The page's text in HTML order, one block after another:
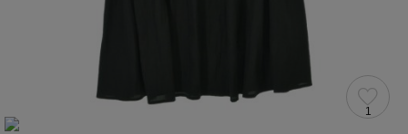
1